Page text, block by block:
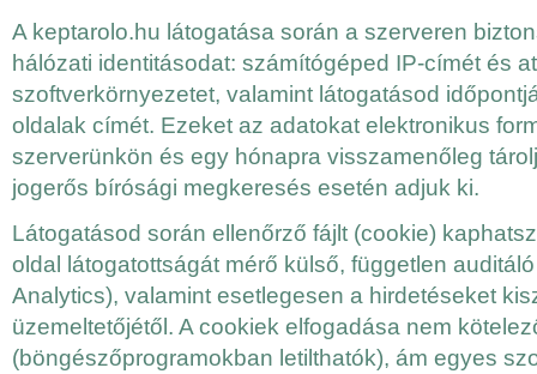
A keptarolo.hu látogatása során a szerveren
hálózati identitásodat: számítógéped IP-címét és
szoftverkörnyezetet, valamint látogatásod
oldalak címét. Ezeket az adatokat elektronikus
szerverünkön és egy hónapra visszamenőleg
jogerős bírósági megkeresés esetén adjuk ki.
Látogatásod során ellenőrző fájlt (cookie)
oldal látogatottságát mérő külső, független
Analytics), valamint esetlegesen a hirdetéseket
üzemeltetőjétől. A cookiek elfogadása nem
(böngészőprogramokban letilthatók), ám egyes